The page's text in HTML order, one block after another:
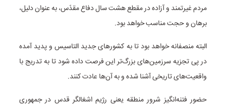
مردم غیرتمند و آزاده در مقطع هشت سال دفاع مقدّس، به عنوان دلیل،
برهان و حجت مناسب خواهد بود.
البته منصفانه خواهد بود تا به کشور‌های جدید التاسیس و پدید آمده
در پی تجزیه سرزمین‌های بزرگ‌تر این فرصت داده شود تا به تدریج با
واقعیت‌های تاریخی آشنا شده و به آن‌ها عادت کنند.
حضور فتنه‌انگیز شرور منطقه یعنی رژیم اشغالگر قدس در جمهوری